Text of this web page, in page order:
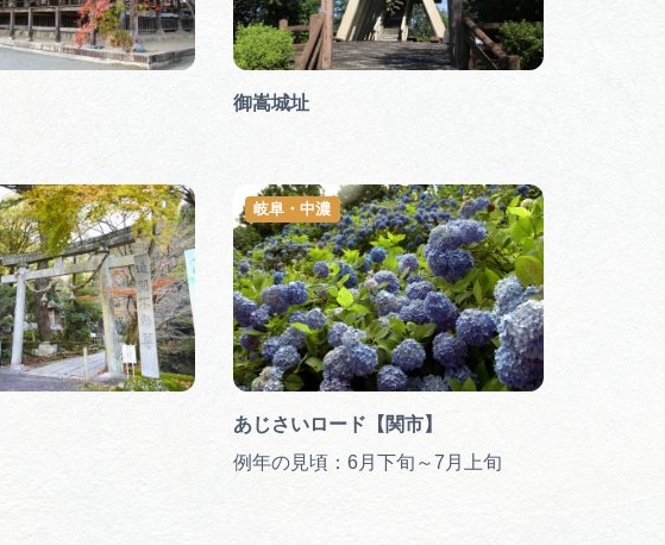
御嵩城址
あじさいロード【関市】
岐阜・中濃
例年の見頃：6月下旬～7月上旬